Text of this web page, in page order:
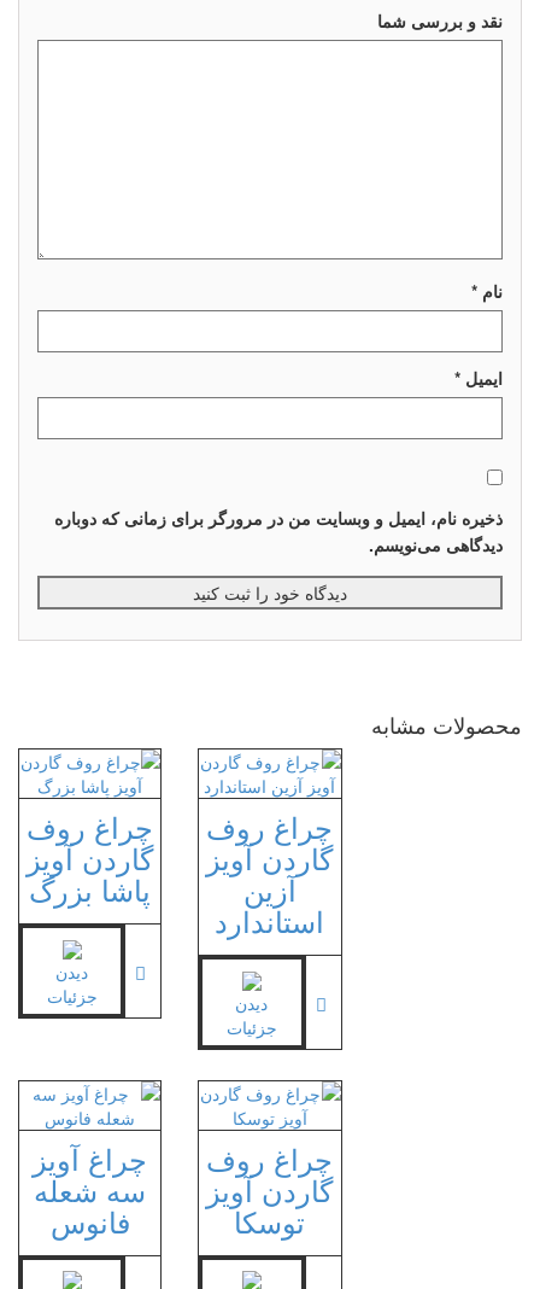
چراغ تزئینی ریسه
چراغ دفنی تخت
نقد و بررسی شما
نام *
ایمیل *
ذخیره نام، ایمیل و وبسایت من در مرورگر برای زمانی که دوباره
دیدگاهی می‌نویسم.
محصولات مشابه
چراغ روف
گاردن آویز
پاشا بزرگ
دیدن
جزئیات
چراغ روف
گاردن آویز
آزین
استاندارد
دیدن
جزئیات
چراغ آویز
سه شعله
فانوس
چراغ روف
گاردن آویز
توسکا